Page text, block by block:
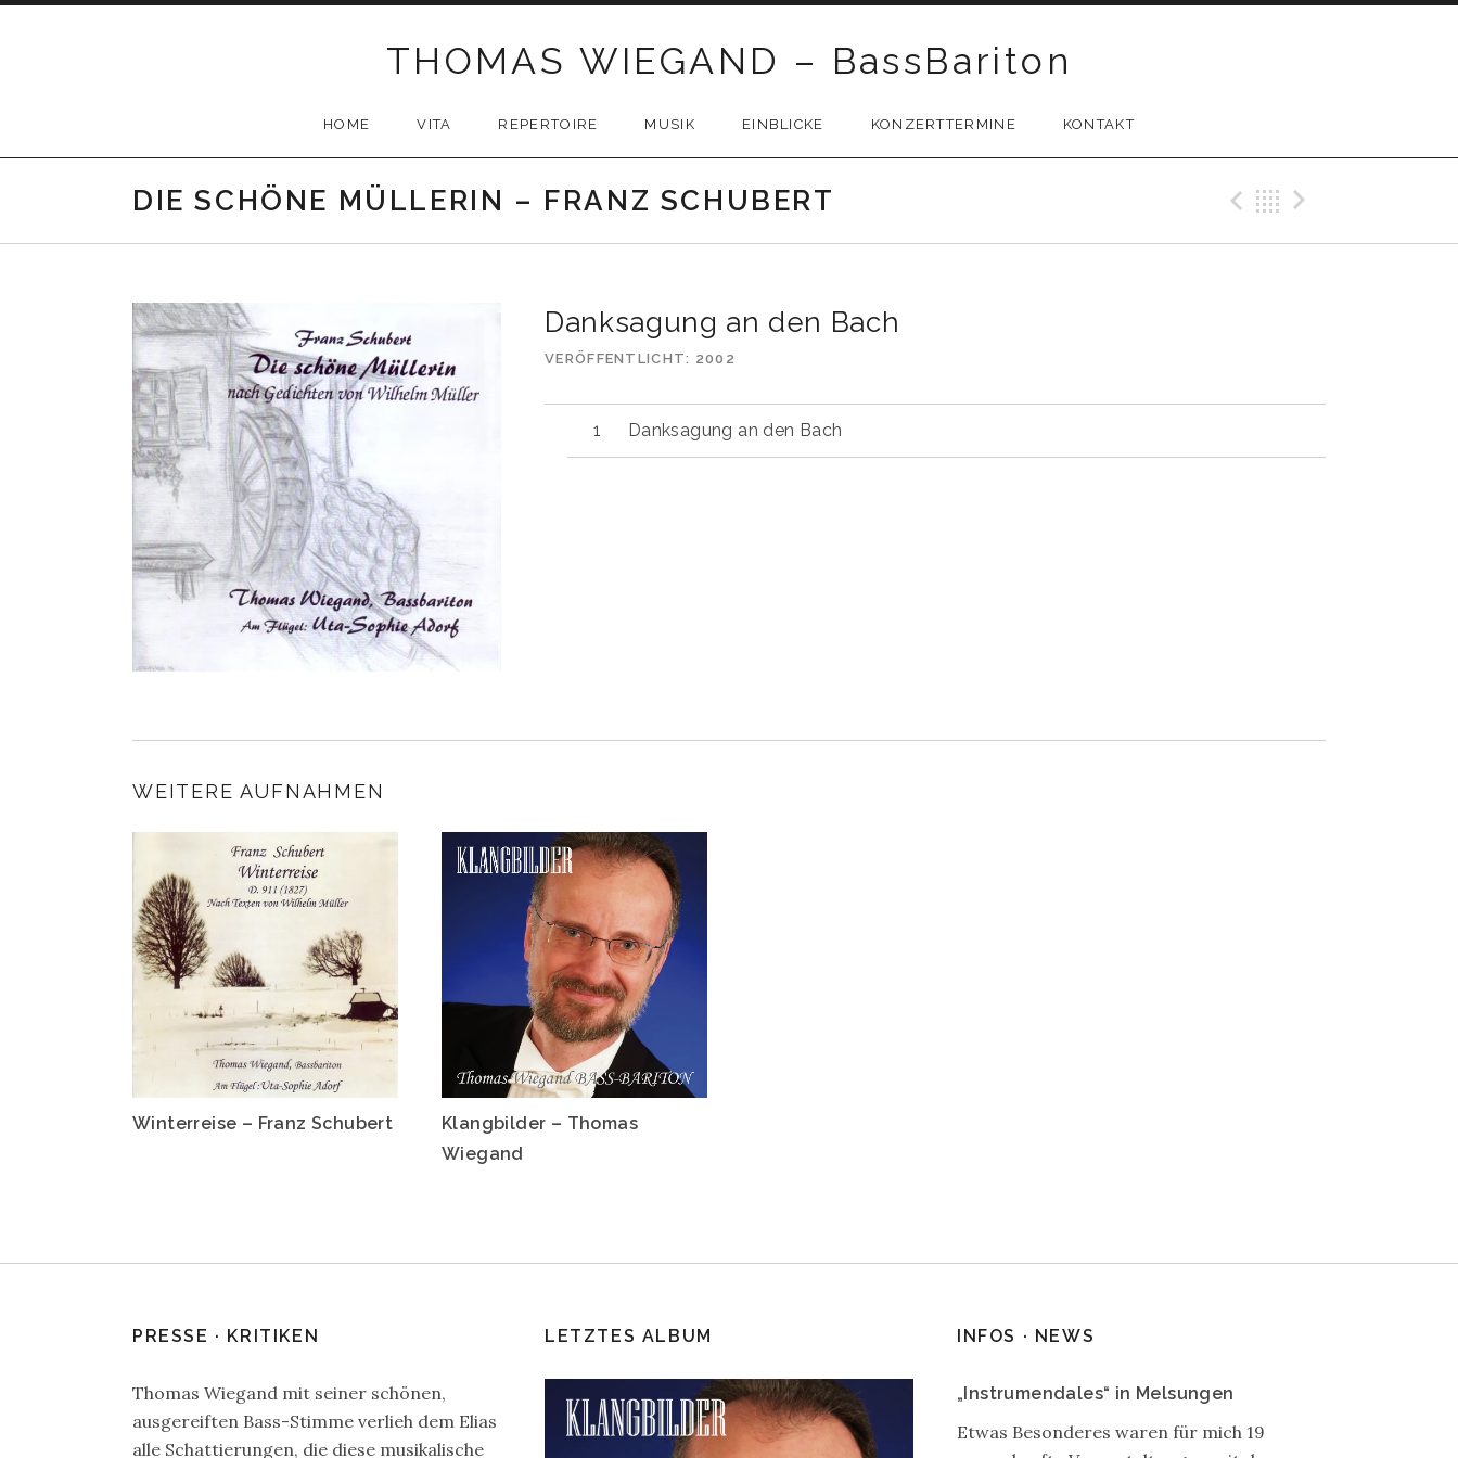
THOMAS WIEGAND – BassBariton
HOME VITA REPERTOIRE MUSIK EINBLICKE KONZERTTERMINE KONTAKT
DIE SCHÖNE MÜLLERIN – FRANZ SCHUBERT Previous
Back
Danksagung an den Bach
VERÖFFENTLICHT 2002
Danksagung an den Bach
WEITERE AUFNAHMEN
Winterreise – Franz Schubert
Klangbilder – Thomas
Wiegand
PRESSE · KRITIKEN
Thomas Wiegand mit seiner schönen,
ausgereiften Bass-Stimme verlieh dem Elias
alle Schattierungen, die diese musikalische
LETZTES ALBUM INFOS · NEWS
„Instrumendales“ in Melsungen
Etwas Besonderes waren für mich 19